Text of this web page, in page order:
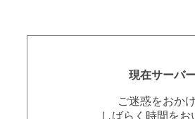
現在サーバ
ご迷惑をおか
しばらく時間を